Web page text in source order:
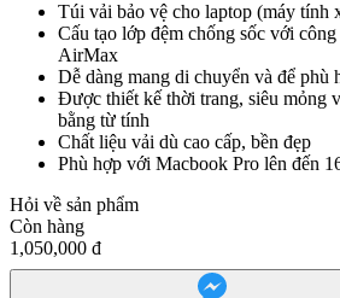
Túi vải bảo vệ cho laptop (máy tính
Cấu tạo lớp đệm chống sốc với
AirMax
Dễ dàng mang di chuyển và để phù
Được thiết kế thời trang, siêu mỏng
bằng từ tính
Chất liệu vải dù cao cấp, bền đẹp
Phù hợp với Macbook Pro lên đến
Hỏi về sản phẩm
Còn hàng
1,050,000 đ